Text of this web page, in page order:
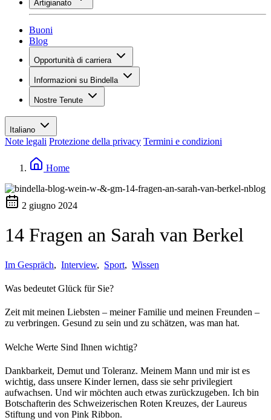
Assortimento
Conoscenza del vino
Artigianato
Panoramica
Buoni
Blog
Opportunità di carriera
Posti vacanti
I tuoi vantaggi
Valori
Informazioni su Bindella
Panoramica
Storia
Les Moby Dicks
Contatti
Sostenibilità
Nostre Tenute
Italiano
Note legali Protezione della privacy Termini e condizioni
Home
2 giugno 2024
14 Fragen an Sarah van Berkel
Im Gespräch, Interview, Sport, Wissen
Was bedeutet Glück für Sie?
Zeit mit meinen Liebsten – meiner Familie und meinen Freunden –
zu verbringen. Gesund zu sein und zu schätzen, was man hat.
Welche Werte Sind Ihnen wichtig?
Dankbarkeit, Demut und Toleranz. Meinem Mann und mir ist es
wichtig, dass unsere Kinder lernen, dass sie sehr privilegiert
aufwachsen. Und wir möchten auch etwas zurückzugeben. Ich bin
Botschafterin des Schweizerischen Roten Kreuzes, der Laureus
Stiftung und von Pink Ribbon.